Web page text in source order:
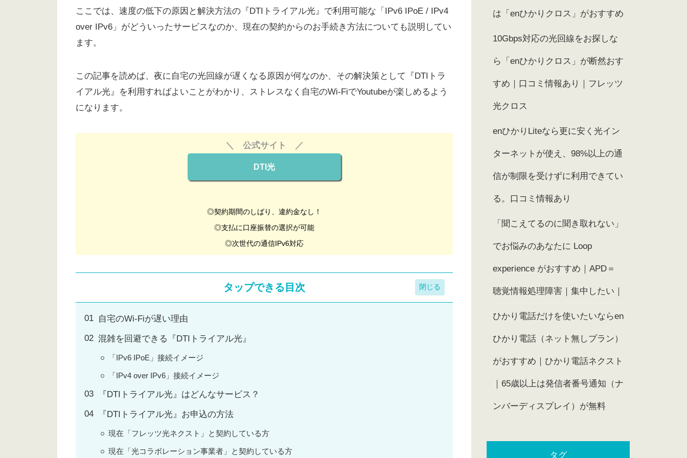
ここでは、速度の低下の原因と解決方法の『DTIトライアル光』で利用可能な「IPv6 IPoE / IPv4
over IPv6」がどういったサービスなのか、現在の契約からのお手続き方法についても説明してい
ます。
この記事を読めば、夜に自宅の光回線が遅くなる原因が何なのか、その解決策として『DTIトラ
イアル光』を利用すればよいことがわかり、ストレスなく自宅のWi-FiでYoutubeが楽しめるよう
になります。
＼ 公式サイト ／
DTI光
◎契約期間のしばり、違約金なし！
◎支払に口座振替の選択が可能
◎次世代の通信IPv6対応
タップできる目次
自宅のWi-Fiが遅い理由
混雑を回避できる『DTIトライアル光』
「IPv6 IPoE」接続イメージ
「IPv4 over IPv6」接続イメージ
『DTIトライアル光』はどんなサービス？
『DTIトライアル光』お申込の方法
現在「フレッツ光ネクスト」と契約している方
現在「光コラボレーション事業者」と契約している方
は「enひかりクロス」がおすすめ
10Gbps対応の光回線をお探しな
ら「enひかりクロス」が断然おす
すめ｜口コミ情報あり｜フレッツ
光クロス
enひかりLiteなら更に安く光イン
ターネットが使え、98%以上の通
信が制限を受けずに利用できてい
る。口コミ情報あり
「聞こえてるのに聞き取れない」
でお悩みのあなたに Loop
experience がおすすめ｜APD＝
聴覚情報処理障害｜集中したい｜
ひかり電話だけを使いたいならen
ひかり電話（ネット無しプラン）
がおすすめ｜ひかり電話ネクスト
｜65歳以上は発信者番号通知（ナ
ンバーディスプレイ）が無料
タグ